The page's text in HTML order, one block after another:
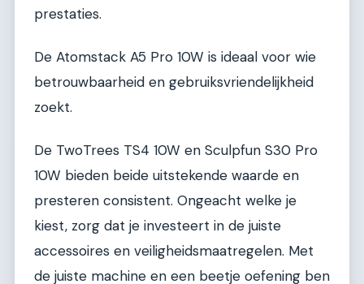
prestaties.
De Atomstack A5 Pro 10W is ideaal voor wie
betrouwbaarheid en gebruiksvriendelijkheid
zoekt.
De TwoTrees TS4 10W en Sculpfun S30 Pro
10W bieden beide uitstekende waarde en
presteren consistent. Ongeacht welke je
kiest, zorg dat je investeert in de juiste
accessoires en veiligheidsmaatregelen. Met
de juiste machine en een beetje oefening ben